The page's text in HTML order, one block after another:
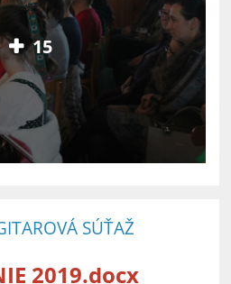
15
SÚŤAŽ
2019.docx